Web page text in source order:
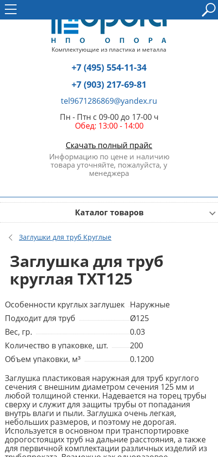
Комплектующие из пластика и металла
+7 (495) 554-11-34
+7 (903) 217-69-81
tel9671286869@yandex.ru
Пн - Птн с 09-00 до 17-00 ч
Обед: 13:00 - 14:00
Скачать полный прайс
Информацию по цене и наличию
товара уточняйте, пожалуйста, у
менеджера
Каталог товаров
Заглушки для труб Круглые
Заглушка для труб
круглая TXT125
Особенности круглых заглушек Наружные
Подходит для труб
Ø125
Вес, гр.
0.03
Количество в упаковке, шт.
200
Объем упаковки, м³
0.1200
Заглушка пластиковая наружная для труб круглого
сечения с внешним диаметром сечения 125 мм и
любой толщиной стенки. Надевается на торец трубы
сверху и служит для защиты трубы от попадания
внутрь влаги и пыли. Заглушка очень легкая,
небольших размеров, и поэтому не дорогая.
Используется в основном при транспортировке
дорогостоящих труб на дальние расстояния, а также
для первичной комплектации различных изделий из